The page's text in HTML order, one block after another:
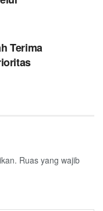
Terima
Ruas yang wajib